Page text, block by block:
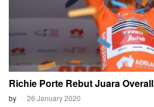
Richie Porte Rebut Juara Overall
by 26 January 2020